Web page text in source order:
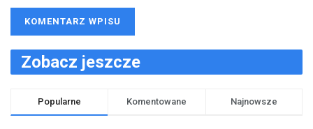
Zobacz jeszcze
Popularne Komentowane Najnowsze